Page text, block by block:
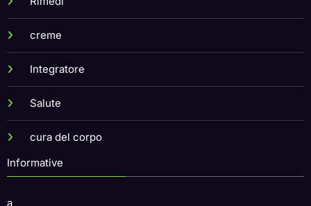
Rimedi
creme
Integratore
Salute
cura del corpo
Informative